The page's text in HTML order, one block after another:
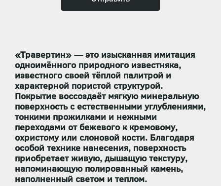
«Травертин» — это изысканная имитация
одноимённого природного известняка,
известного своей тёплой палитрой и
характерной пористой структурой.
Покрытие воссоздаёт мягкую минеральную
поверхность с естественными углублениями,
тонкими прожилками и нежными
переходами от бежевого к кремовому,
охристому или слоновой кости. Благодаря
особой технике нанесения, поверхность
приобретаетживую, дышащую текстуру,
напоминающую полированный камень,
наполненный светом и теплом.